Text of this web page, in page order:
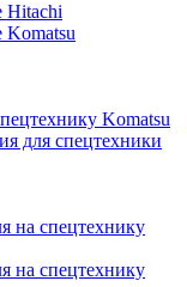
Hitachi
Komatsu
Komatsu
для спецтехники
на спецтехнику
на спецтехнику